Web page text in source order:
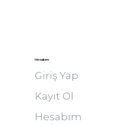
Hesabım
Giriş Yap
Kayıt Ol
Hesabım